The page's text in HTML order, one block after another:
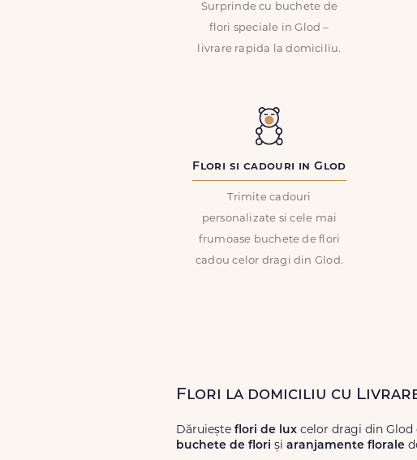
Surprinde cu buchete de
flori speciale in Glod –
livrare rapida la domiciliu.
Flori si cadouri in Glod
Trimite cadouri
personalizate si cele mai
frumoase buchete de flori
cadou celor dragi din Glod.
Flori la domiciliu cu
Dăruiește flori de lux celor dragi din Glod
buchete de flori și aranjamente florale